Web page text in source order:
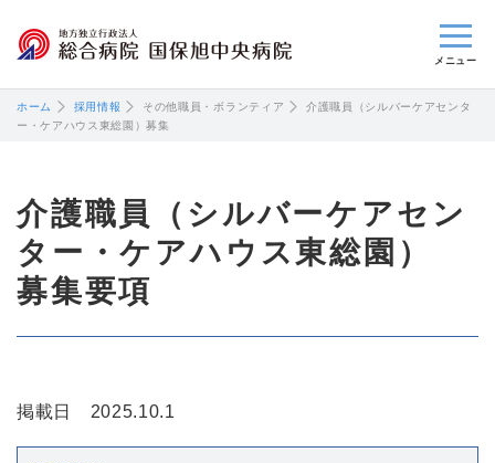
ホーム 採用情報 その他職員・ボランティア
介護職員（シルバーケアセンタ
ー・ケアハウス東総園）募集
介護職員（シルバーケアセン
ター・ケアハウス東総園）
募集要項
掲載日 2025.10.1